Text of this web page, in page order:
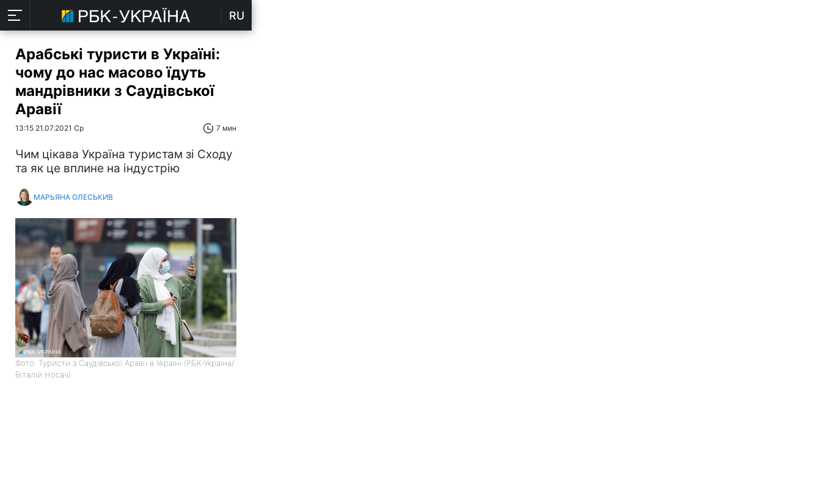
RU
Арабські туристи в Україні:
чому до нас масово їдуть
мандрівники з Саудівської
Аравії
13:15 21.07.2021 Ср 7 мин
Чим цікава Україна туристам зі Сходу
та як це вплине на індустрію
МАРЬЯНА ОЛЕСЬКИВ
Фото: Туристи з Саудівської Аравії в Україні (РБК-Україна/
Віталій Носач)